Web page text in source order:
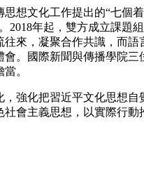
文化工作提出的“七個
2018年起，雙方成立課題
來，凝聚合作共識，而語
。國際新聞與傳播學院
。
強化把習近平文化思想自
會主義思想，以實際行動